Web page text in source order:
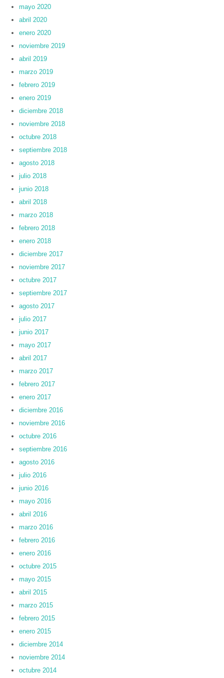
mayo 2020
abril 2020
enero 2020
noviembre 2019
abril 2019
marzo 2019
febrero 2019
enero 2019
diciembre 2018
noviembre 2018
octubre 2018
septiembre 2018
agosto 2018
julio 2018
junio 2018
abril 2018
marzo 2018
febrero 2018
enero 2018
diciembre 2017
noviembre 2017
octubre 2017
septiembre 2017
agosto 2017
julio 2017
junio 2017
mayo 2017
abril 2017
marzo 2017
febrero 2017
enero 2017
diciembre 2016
noviembre 2016
octubre 2016
septiembre 2016
agosto 2016
julio 2016
junio 2016
mayo 2016
abril 2016
marzo 2016
febrero 2016
enero 2016
octubre 2015
mayo 2015
abril 2015
marzo 2015
febrero 2015
enero 2015
diciembre 2014
noviembre 2014
octubre 2014